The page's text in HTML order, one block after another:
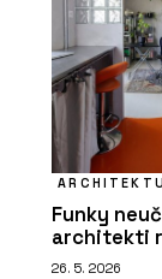
Funky
architekti
26. 5. 2026